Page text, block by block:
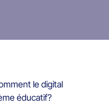
le digital
éducatif?